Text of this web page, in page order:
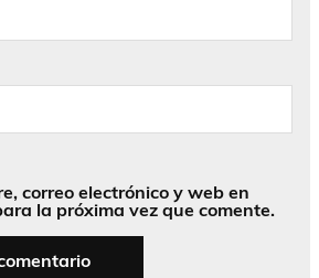
correo electrónico y web en
la próxima vez que comente.